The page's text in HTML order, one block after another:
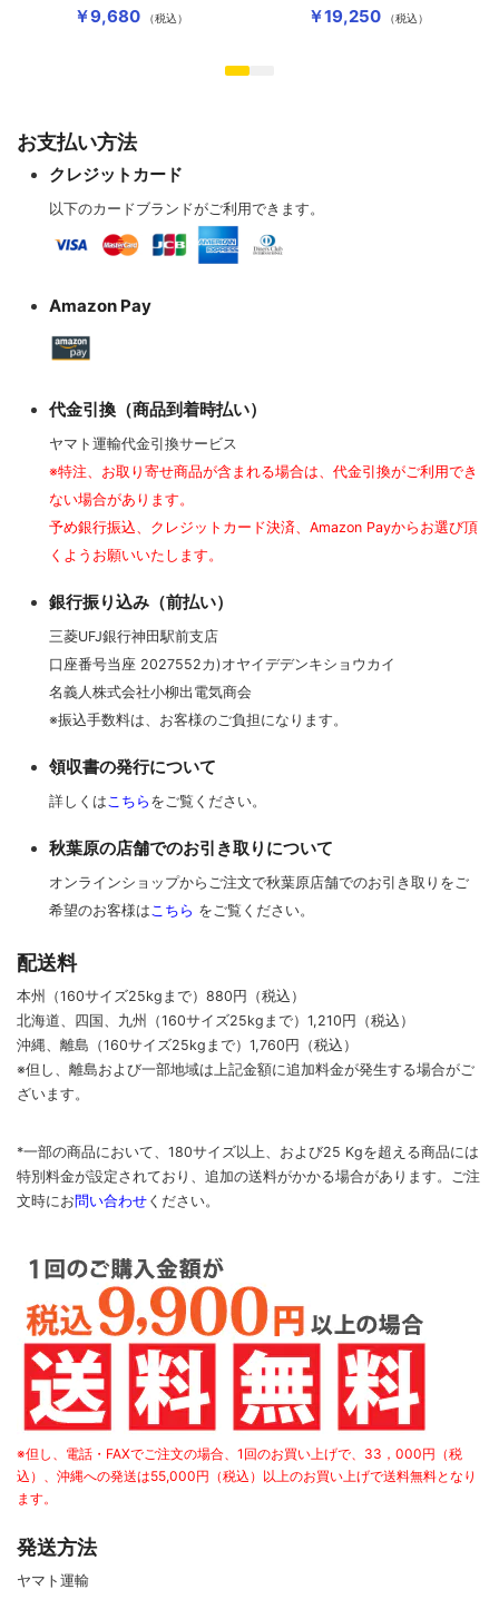
￥9,680 （税込） ￥19,250 （税込）
RCA）
お支払い方法
クレジットカード
以下のカードブランドがご利用できます。
Amazon Pay
代金引換（商品到着時払い）
ヤマト運輸代金引換サービス
※特注、お取り寄せ商品が含まれる場合は、代金引換がご利用でき
ない場合があります。
予め銀行振込、クレジットカード決済、Amazon Payからお選び頂
くようお願いいたします。
銀行振り込み（前払い）
三菱UFJ銀行神田駅前支店
口座番号当座 2027552カ)オヤイデデンキショウカイ
名義人株式会社小柳出電気商会
※振込手数料は、お客様のご負担になります。
領収書の発行について
詳しくはこちら をご覧ください。
秋葉原の店舗でのお引き取りについて
オンラインショップからご注文で秋葉原店舗でのお引き取りをご
希望のお客様はこちら をご覧ください。
配送料
本州（160サイズ25kgまで）880円（税込）
北海道、四国、九州
（160サイズ25kgまで） 1,210円（税込）
沖縄、離島 （160サイズ25kgまで） 1,760円（税込）
※但し、離島および一部地域は上記金額に追加料金が発生する場合がご
ざいます。
*一部の商品において、180サイズ以上、および25 Kgを超える商品には
特別料金が設定されており、追加の送料がかかる場合があります。 ご注
文時にお問い合わせ ください。
※但し、電話・FAXでご注文の場合、1回のお買い上げで、33，000円（税
込）、沖縄への発送は55,000円（税込）以上のお買い上げで送料無料となり
ます。
発送方法
ヤマト運輸